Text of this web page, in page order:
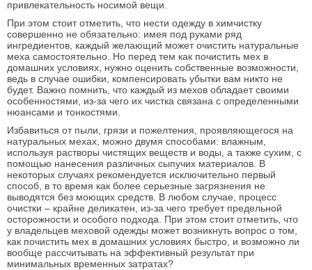
привлекательность носимой вещи.
При этом стоит отметить, что нести одежду в химчистку
совершенно не обязательно: имея под руками ряд
ингредиентов, каждый желающий может очистить натуральные
меха самостоятельно. Но перед тем как почистить мех в
домашних условиях, нужно оценить собственные возможности,
ведь в случае ошибки, компенсировать убытки вам никто не
будет. Важно помнить, что каждый из мехов обладает своими
особенностями, из-за чего их чистка связана с определенными
нюансами и тонкостями.
Избавиться от пыли, грязи и пожелтения, проявляющегося на
натуральных мехах, можно двумя способами: влажным,
используя растворы чистящих веществ и воды, а также сухим, с
помощью нанесения различных сыпучих материалов. В
некоторых случаях рекомендуется исключительно первый
способ, в то время как более серьезные загрязнения не
выводятся без моющих средств. В любом случае, процесс
очистки – крайне деликатен, из-за чего требует предельной
осторожности и особого подхода. При этом стоит отметить, что
у владельцев меховой одежды может возникнуть вопрос о том,
как почистить мех в домашних условиях быстро, и возможно ли
вообще рассчитывать на эффективный результат при
минимальных временных затратах?